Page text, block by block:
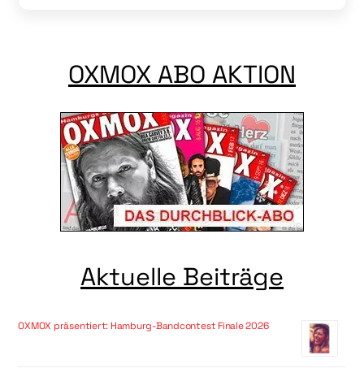
OXMOX ABO AKTION
Aktuelle Beiträge
OXMOX präsentiert: Hamburg-Bandcontest Finale 2026